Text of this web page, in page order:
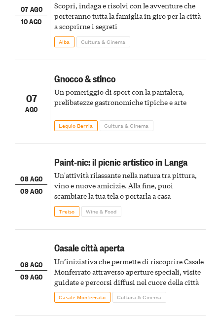
07 AGO
10 AGO
Scopri, indaga e risolvi con le avventure che
porteranno tutta la famiglia in giro per la città
a scoprirne i segreti
Alba Cultura & Cinema
07
AGO
Gnocco & stinco
Un pomeriggio di sport con la pantalera,
prelibatezze gastronomiche tipiche e arte
Lequio Berria Cultura & Cinema
08 AGO
09 AGO
Paint-nic: il picnic artistico in Langa
Un'attività rilassante nella natura tra pittura,
vino e nuove amicizie. Alla fine, puoi
scambiare la tua tela o portarla a casa
Treiso Wine & Food
08 AGO
09 AGO
Casale città aperta
Un’iniziativa che permette di riscoprire Casale
Monferrato attraverso aperture speciali, visite
guidate e percorsi diffusi nel cuore della città
Casale Monferrato Cultura & Cinema